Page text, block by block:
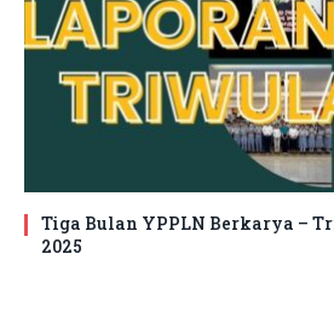
Tiga Bulan YPPLN Berkarya –
2025